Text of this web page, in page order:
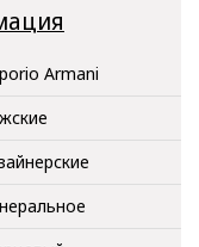
Armani